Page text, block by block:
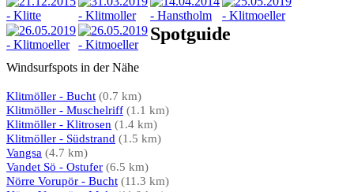
Spotguide
Windsurfspots in der Nähe
Klitmöller - Bucht (0.7 km)
Klitmöller - Muschelriff (1.1 km)
Klitmöller - Klitrosen (1.4 km)
Klitmöller - Südstrand (1.5 km)
Vangsa (4.7 km)
Vandet Sö - Ostufer (6.5 km)
Nörre Vorupör - Bucht (11.3 km)